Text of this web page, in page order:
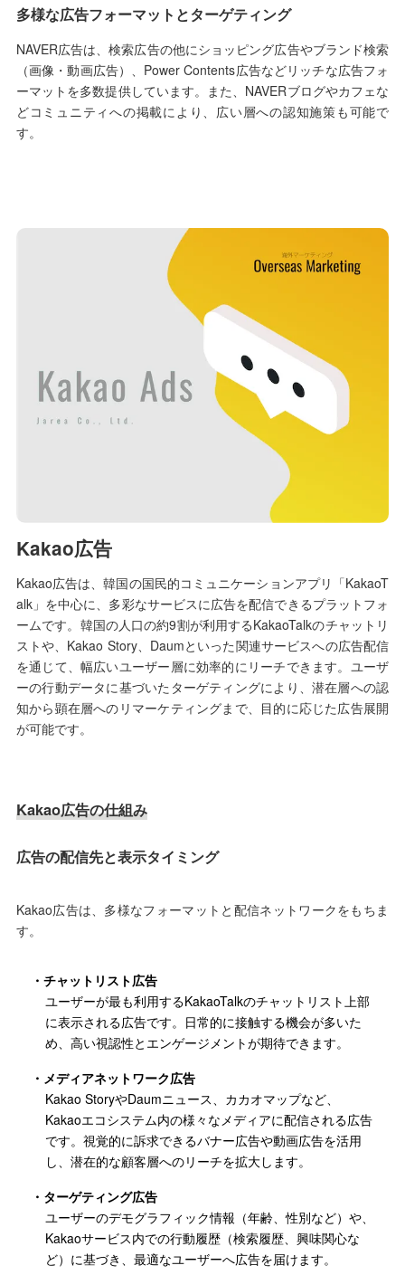
多様な広告フォーマットとターゲティング
NAVER広告は、検索広告の他にショッピング広告やブランド検索
（画像・動画広告）、Power Contents広告などリッチな広告フォ
ーマットを多数提供しています。また、NAVERブログやカフェな
どコミュニティへの掲載により、広い層への認知施策も可能で
す。
Kakao広告
Kakao広告は、韓国の国民的コミュニケーションアプリ「KakaoT
alk」を中心に、多彩なサービスに広告を配信できるプラットフォ
ームです。韓国の人口の約9割が利用するKakaoTalkのチャットリ
ストや、Kakao Story、Daumといった関連サービスへの広告配信
を通じて、幅広いユーザー層に効率的にリーチできます。ユーザ
ーの行動データに基づいたターゲティングにより、潜在層への認
知から顕在層へのリマーケティングまで、目的に応じた広告展開
が可能です。
Kakao広告の仕組み
広告の配信先と表示タイミング
Kakao広告は、多様なフォーマットと配信ネットワークをもちま
す。
チャットリスト広告
ユーザーが最も利用するKakaoTalkのチャットリスト上部
に表示される広告です。日常的に接触する機会が多いた
め、高い視認性とエンゲージメントが期待できます。
メディアネットワーク広告
Kakao StoryやDaumニュース、カカオマップなど、
Kakaoエコシステム内の様々なメディアに配信される広告
です。視覚的に訴求できるバナー広告や動画広告を活用
し、潜在的な顧客層へのリーチを拡大します。
ターゲティング広告
ユーザーのデモグラフィック情報（年齢、性別など）や、
Kakaoサービス内での行動履歴（検索履歴、興味関心な
ど）に基づき、最適なユーザーへ広告を届けます。